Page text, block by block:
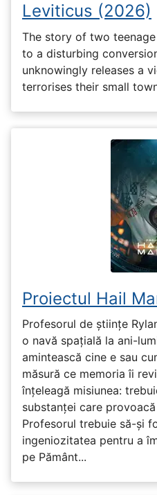
Leviticus (2026)
The story of two
to a disturbing
unknowingly releases a
terrorises their small
Proiectul Hail
Profesorul de științe
o navă spațială la ani-
amintească cine e sau
măsură ce memoria îi
înțeleagă misiunea:
substanței care
Profesorul trebuie să-și
ingeniozitatea pentru a
pe Pământ...